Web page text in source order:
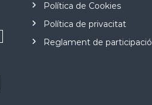
Política de Cookies
Política de privacitat
Reglament de participació